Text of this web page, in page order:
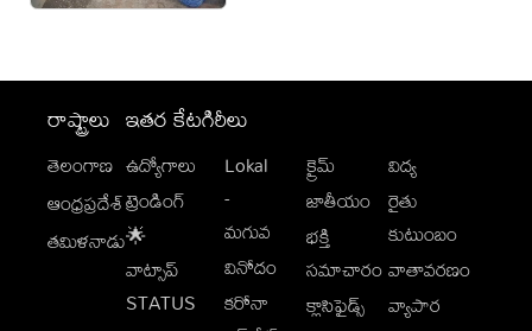
రాష్ట్రాలు
తెలంగాణ
ఆంధ్రప్రదేశ్
తమిళనాడు
ఇతర కేటగిరీలు
ఉద్యోగాలు
ట్రెండింగ్
🌟
వాట్సాప్
STATUS
Lokal
-
మగువ
వినోదం
కరోనా
క్రైమ్
జాతీయం
భక్తి
సమాచారం
క్లాసిఫైడ్స్
విద్య
రైతు
కుటుంబం
వాతావరణం
వ్యాపార